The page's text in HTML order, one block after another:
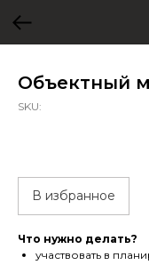
Объектный
SKU:
В избранное
Что нужно делать?
участвовать в